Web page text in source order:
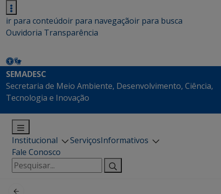
ir para conteúdoir para navegaçãoir para busca
Ouvidoria Transparência
SEMADESC
Secretaria de Meio Ambiente, Desenvolvimento, Ciência,
Tecnologia e Inovação
Institucional ServiçosInformativos
Fale Conosco
Pesquisar
por: